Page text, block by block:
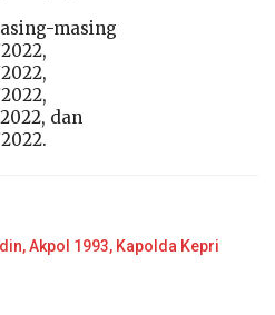
masing
dan
Akpol 1993, Kapolda Kepri